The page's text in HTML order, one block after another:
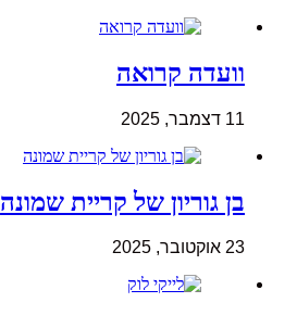
וועדה קרואה
11 דצמבר, 2025
בן גוריון של קריית שמונה
23 אוקטובר, 2025